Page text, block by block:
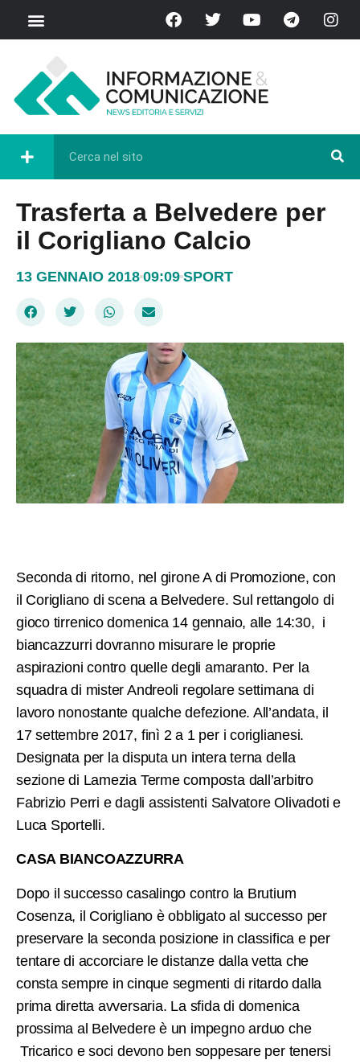
Trasferta a Belvedere per
il Corigliano Calcio
13 GENNAIO 2018 09:09 SPORT
Seconda di ritorno, nel girone A di Promozione, con
il Corigliano di scena a Belvedere. Sul rettangolo di
gioco tirrenico domenica 14 gennaio, alle 14:30, i
biancazzurri dovranno misurare le proprie
aspirazioni contro quelle degli amaranto. Per la
squadra di mister Andreoli regolare settimana di
lavoro nonostante qualche defezione. All’andata, il
17 settembre 2017, finì 2 a 1 per i coriglianesi.
Designata per la disputa un intera terna della
sezione di Lamezia Terme composta dall’arbitro
Fabrizio Perri e dagli assistenti Salvatore Olivadoti e
Luca Sportelli.
CASA BIANCOAZZURRA
Dopo il successo casalingo contro la Brutium
Cosenza, il Corigliano è obbligato al successo per
preservare la seconda posizione in classifica e per
tentare di accorciare le distanze dalla vetta che
consta sempre in cinque segmenti di ritardo dalla
prima diretta avversaria. La sfida di domenica
prossima al Belvedere è un impegno arduo che
Tricarico e soci devono ben soppesare per tenersi